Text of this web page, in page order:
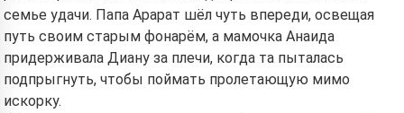
семье удачи. Папа Арарат шёл чуть впереди, освещая
путь своим старым фонарём, а мамочка Анаида
придерживала Диану за плечи, когда та пыталась
подпрыгнуть, чтобы поймать пролетающую мимо
искорку.